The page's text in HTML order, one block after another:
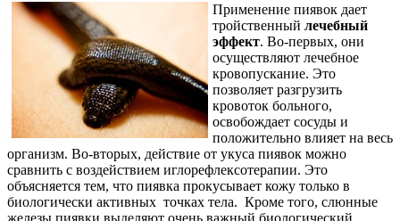
Применение пиявок дает
тройственный лечебный
эффект. Во-первых, они
осуществляют лечебное
кровопускание. Это
позволяет разгрузить
кровоток больного,
освобождает сосуды и
положительно влияет на весь
организм. Во-вторых, действие от укуса пиявок можно
сравнить с воздействием иглорефлексотерапии. Это
объясняется тем, что пиявка прокусывает кожу только в
биологически активных точках тела. Кроме того, слюнные
железы пиявки выделяют очень важный биологический